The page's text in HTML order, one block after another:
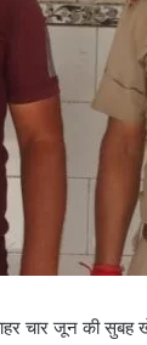
चार जून की